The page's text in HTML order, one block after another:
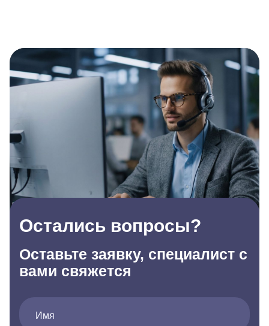
Остались вопросы?
Оставьте заявку, специалист с
вами свяжется
Имя